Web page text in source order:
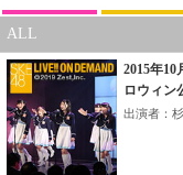
ALL
2015年
ロウィン
出演者：